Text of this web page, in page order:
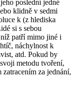
poslední jedné
klidně v sedmi
k (z hlediska
si s sebou
patří mimo jiné i
náchylnost k
atd. Pokud by
metodu tvoření,
za jednání,